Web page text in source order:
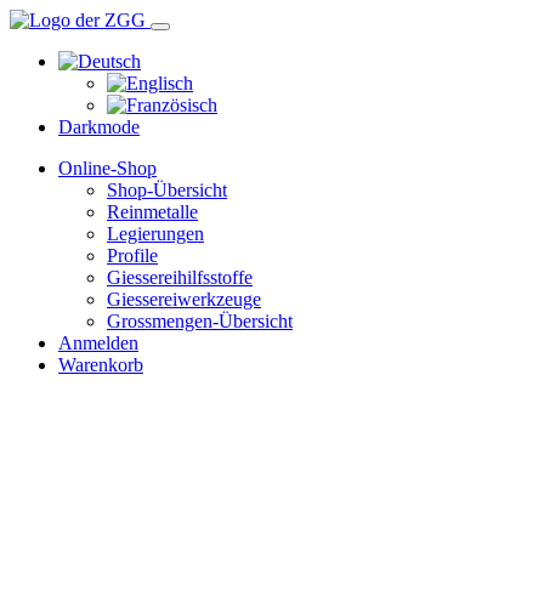
Darkmode
Online-Shop
Shop-Übersicht
Reinmetalle
Legierungen
Profile
Giessereihilfsstoffe
Giessereiwerkzeuge
Grossmengen-Übersicht
Anmelden
Warenkorb